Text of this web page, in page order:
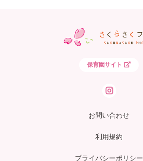
保育園サイト
お問い合わせ
利用規約
プライバシーポリシー